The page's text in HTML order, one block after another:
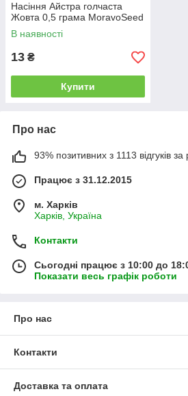
Насіння Айстра голчаста
Жовта 0,5 грама MoravoSeed
В наявності
13 ₴
Купити
Про нас
93% позитивних з 1113 відгуків за
Працює з 31.12.2015
м. Харків
Харків, Україна
Контакти
Сьогодні працює з 10:00 до
Показати весь графік роботи
Про нас
Контакти
Доставка та оплата